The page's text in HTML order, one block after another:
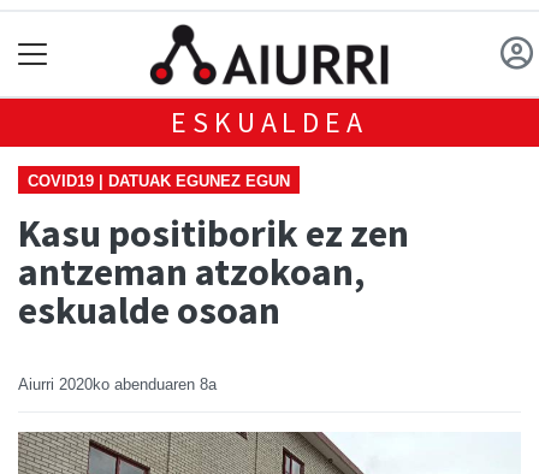
ESKUALDEA
COVID19 | DATUAK EGUNEZ EGUN
Kasu positiborik ez zen
antzeman atzokoan,
eskualde osoan
Aiurri 2020ko abenduaren 8a